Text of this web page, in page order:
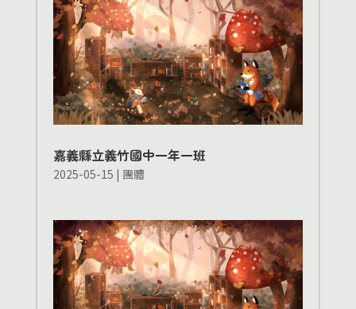
嘉義縣立義竹國中一年一班
2025-05-15 | 團體